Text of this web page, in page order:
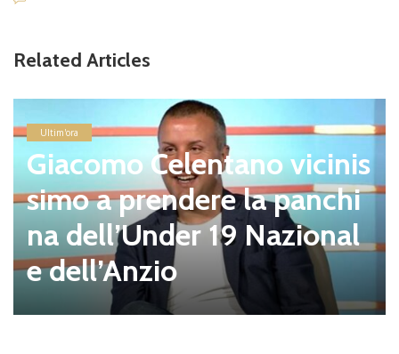
Related Articles
Ultim'ora
Giacomo Celentano vicinis
simo a prendere la panchi
na dell’Under 19 Nazional
e dell’Anzio